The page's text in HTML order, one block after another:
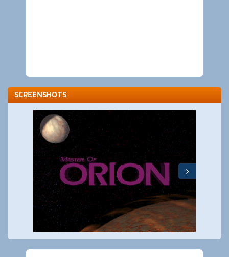
SCREENSHOTS